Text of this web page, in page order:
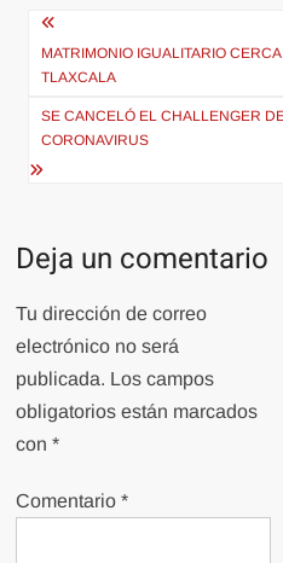
Navegación
de
entradas
MATRIMONIO IGUALITARIO
TLAXCALA
SE CANCELÓ EL CHALLENGER
CORONAVIRUS
Deja un comentario
Tu dirección de correo
electrónico no será
publicada. Los campos
obligatorios están marcados
con*
Comentario*